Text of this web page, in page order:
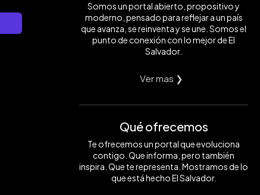
Somos un portal abierto, propositivo y
moderno, pensado para reflejar a un país
que avanza, se reinventa y se une. Somos el
punto de conexión con lo mejor de El
Salvador.
Ver mas ❯
Qué ofrecemos
Te ofrecemos un portal que evoluciona
contigo. Que informa, pero también
inspira. Que te representa. Mostramos de lo
que está hecho El Salvador.